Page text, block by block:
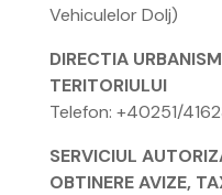
Vehiculelor Dolj)
DIRECTIA
TERITORIULUI
Telefon: +40251/
SERVICIUL
OBTINERE AVIZE,